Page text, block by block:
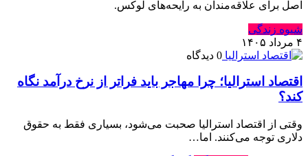
اصل برای علاقه‌مندان به رایحه‌های لوکس.
شیوه زندگی
۴ مرداد ۱۴۰۵
0 دیدگاه
اقتصاد استرالیا⁠؛ چرا مهاجر باید فراتر از نرخ درآمد نگاه
کند⁠؟‏
وقتی از اقتصاد استرالیا صحبت می‌شود⁠، بسیاری فقط به حقوق
دلاری توجه می‌کنند⁠.‏ اما…